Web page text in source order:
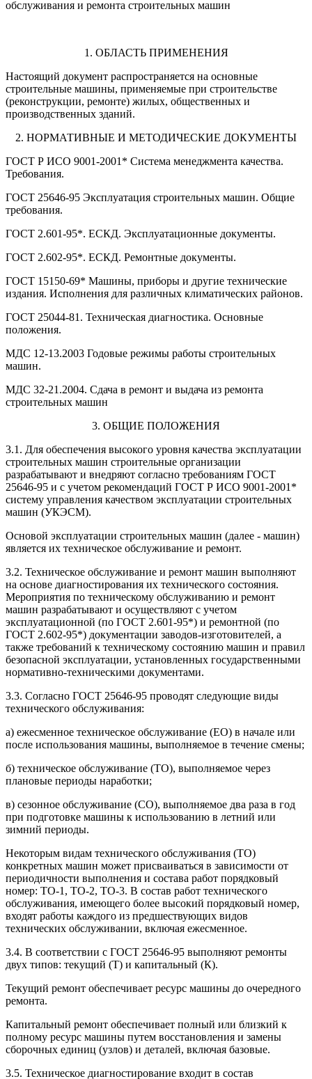
обслуживания и ремонта строительных машин
1. ОБЛАСТЬ ПРИМЕНЕНИЯ
Настоящий документ распространяется на основные
строительные машины, применяемые при строительстве
(реконструкции, ремонте) жилых, общественных и
производственных зданий.
2. НОРМАТИВНЫЕ И МЕТОДИЧЕСКИЕ ДОКУМЕНТЫ
ГОСТ Р ИСО 9001-2001* Система менеджмента качества.
Требования.
ГОСТ 25646-95 Эксплуатация строительных машин. Общие
требования.
ГОСТ 2.601-95*. ЕСКД. Эксплуатационные документы.
ГОСТ 2.602-95*. ЕСКД. Ремонтные документы.
ГОСТ 15150-69* Машины, приборы и другие технические
издания. Исполнения для различных климатических районов.
ГОСТ 25044-81. Техническая диагностика. Основные
положения.
МДС 12-13.2003 Годовые режимы работы строительных
машин.
МДС 32-21.2004. Сдача в ремонт и выдача из ремонта
строительных машин
3. ОБЩИЕ ПОЛОЖЕНИЯ
3.1. Для обеспечения высокого уровня качества эксплуатации
строительных машин строительные организации
разрабатывают и внедряют согласно требованиям ГОСТ
25646-95 и с учетом рекомендаций ГОСТ Р ИСО 9001-2001*
систему управления качеством эксплуатации строительных
машин (УКЭСМ).
Основой эксплуатации строительных машин (далее - машин)
является их техническое обслуживание и ремонт.
3.2. Техническое обслуживание и ремонт машин выполняют
на основе диагностирования их технического состояния.
Мероприятия по техническому обслуживанию и ремонт
машин разрабатывают и осуществляют с учетом
эксплуатационной (по ГОСТ 2.601-95*) и ремонтной (по
ГОСТ 2.602-95*) документации заводов-изготовителей, а
также требований к техническому состоянию машин и правил
безопасной эксплуатации, установленных государственными
нормативно-техническими документами.
3.3. Согласно ГОСТ 25646-95 проводят следующие виды
технического обслуживания:
а) ежесменное техническое обслуживание (ЕО) в начале или
после использования машины, выполняемое в течение смены;
б) техническое обслуживание (ТО), выполняемое через
плановые периоды наработки;
в) сезонное обслуживание (СО), выполняемое два раза в год
при подготовке машины к использованию в летний или
зимний периоды.
Некоторым видам технического обслуживания (ТО)
конкретных машин может присваиваться в зависимости от
периодичности выполнения и состава работ порядковый
номер: ТО-1, ТО-2, ТО-3. В состав работ технического
обслуживания, имеющего более высокий порядковый номер,
входят работы каждого из предшествующих видов
технических обслуживании, включая ежесменное.
3.4. В соответствии с ГОСТ 25646-95 выполняют ремонты
двух типов: текущий (Т) и капитальный (К).
Текущий ремонт обеспечивает ресурс машины до очередного
ремонта.
Капитальный ремонт обеспечивает полный или близкий к
полному ресурс машины путем восстановления и замены
сборочных единиц (узлов) и деталей, включая базовые.
3.5. Техническое диагностирование входит в состав